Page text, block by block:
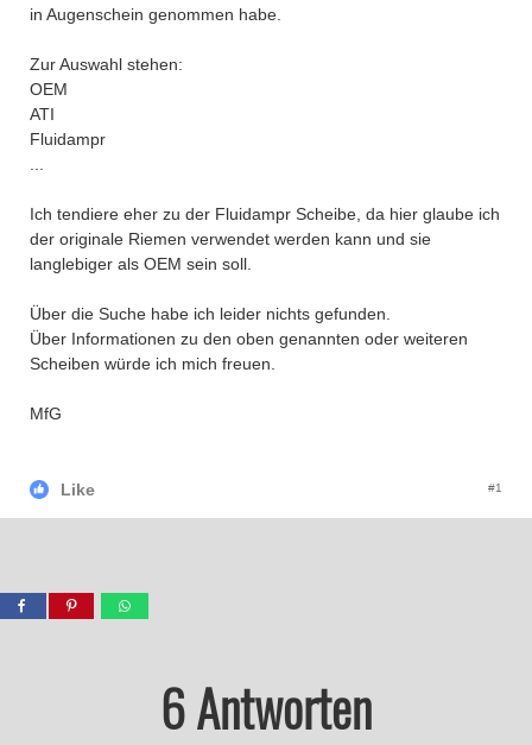
in Augenschein genommen habe.
Zur Auswahl stehen:
OEM
ATI
Fluidampr
Ich tendiere eher zu der Fluidampr Scheibe, da hier glaube ich
der originale Riemen verwendet werden kann und sie
langlebiger als OEM sein soll.
Über die Suche habe ich leider nichts gefunden.
Über Informationen zu den oben genannten oder weiteren
Scheiben würde ich mich freuen.
MfG
Like #1
6 Antworten